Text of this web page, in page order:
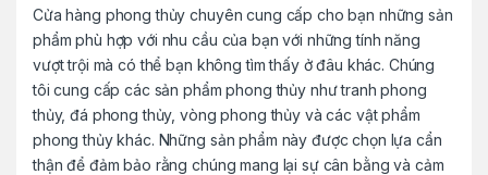
Cửa hàng phong thủy chuyên cung cấp cho bạn những sản
phẩm phù hợp với nhu cầu của bạn với những tính năng
vượt trội mà có thể bạn không tìm thấy ở đâu khác. Chúng
tôi cung cấp các sản phẩm phong thủy như tranh phong
thủy, đá phong thủy, vòng phong thủy và các vật phẩm
phong thủy khác. Những sản phẩm này được chọn lựa cẩn
thận để đảm bảo rằng chúng mang lại sự cân bằng và cảm